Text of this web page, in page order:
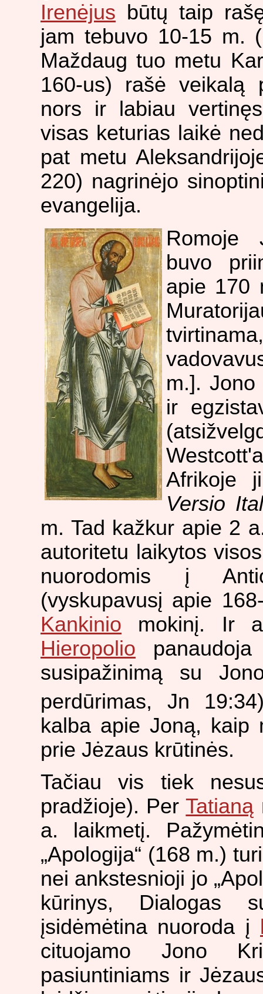
Irenėjus būtų taip
jam tebuvo 10-15 m.
Maždaug tuo metu
160-us) rašė
nors ir labiau
visas keturias laikė
pat metu
220) nagrinėjo
evangelija.
Romoje
buvo
apie 170
m.].
ir
Afrikoje
Versio
m. Tad kažkur apie 2
autoritetu laikytos
nuorodomis į
(vyskupavusį apie
Kankinio mokinį. Ir
Hieropolio
susipažinimą su
perdūrimas, Jn
kalba apie Joną, kaip
prie Jėzaus krūtinės.
Tačiau vis tiek
pradžioje). PerTatianą
a. laikmetį.
„Apologija“ (168 m.)
nei ankstesnioji jo
kūrinys, Dialogas
įsidėmėtina nuoroda į
cituojamo Jono
pasiuntiniams ir